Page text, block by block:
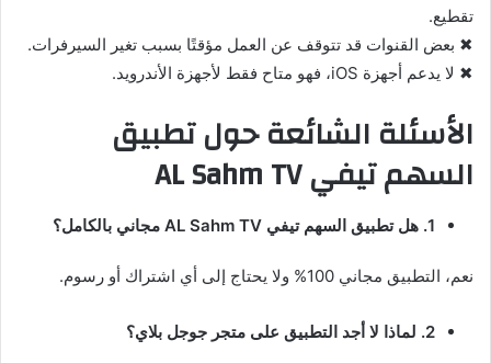
تقطيع.
✖ بعض القنوات قد تتوقف عن العمل مؤقتًا بسبب تغير السيرفرات.
✖ لا يدعم أجهزة iOS، فهو متاح فقط لأجهزة الأندرويد.
الأسئلة الشائعة حول تطبيق
السهم تيفي AL Sahm TV
1. هل تطبيق السهم تيفي AL Sahm TV مجاني بالكامل؟
نعم، التطبيق مجاني 100% ولا يحتاج إلى أي اشتراك أو رسوم.
2. لماذا لا أجد التطبيق على متجر جوجل بلاي؟